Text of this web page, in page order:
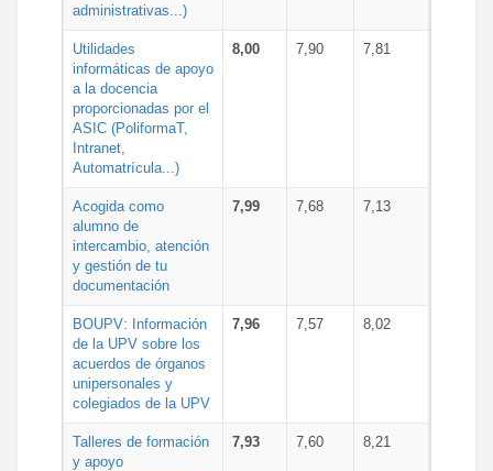
administrativas...)
Utilidades
informáticas de apoyo
a la docencia
proporcionadas por el
ASIC (PoliformaT,
Intranet,
Automatrícula...)
8,00 7,90 7,81
Acogida como
alumno de
intercambio, atención
y gestión de tu
documentación
7,99 7,68 7,13
BOUPV: Información
de la UPV sobre los
acuerdos de órganos
unipersonales y
colegiados de la UPV
7,96 7,57 8,02
Talleres de formación
y apoyo
7,93 7,60 8,21